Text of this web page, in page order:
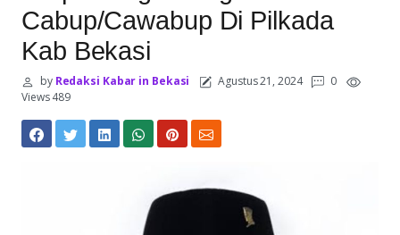
Cabup/Cawabup Di Pilkada
Kab Bekasi
byRedaksi Kabar in Bekasi Agustus 21, 2024
0
Views 489